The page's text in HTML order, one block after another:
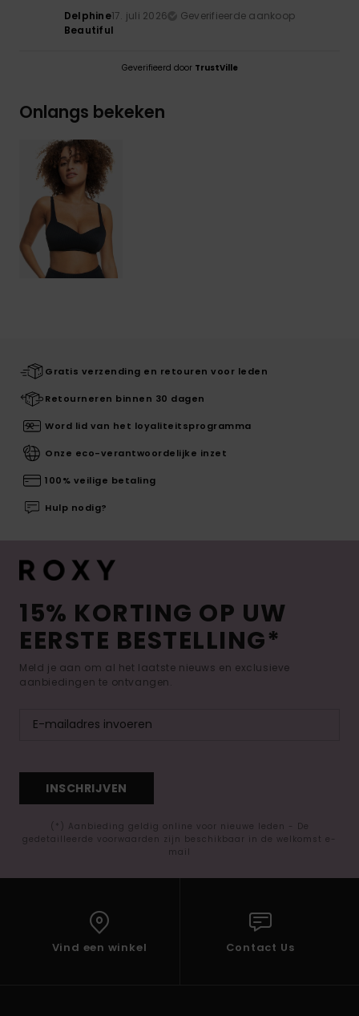
Delphine17. juli 2026
Geverifieerde aankoop
Beautiful
Geverifieerd door TrustVille
Onlangs bekeken
Gratis verzending en retouren voor leden
Retourneren binnen 30 dagen
Word lid van het loyaliteitsprogramma
Onze eco-verantwoordelijke inzet
100% veilige betaling
Hulp nodig?
15% KORTING OP UW
EERSTE BESTELLING*
Meld je aan om al het laatste nieuws en exclusieve
aanbiedingen te ontvangen.
INSCHRIJVEN
(*) Aanbieding geldig online voor nieuwe leden - De
gedetailleerde voorwaarden zijn beschikbaar in de welkomst e-
mail
Vind een winkel Contact Us